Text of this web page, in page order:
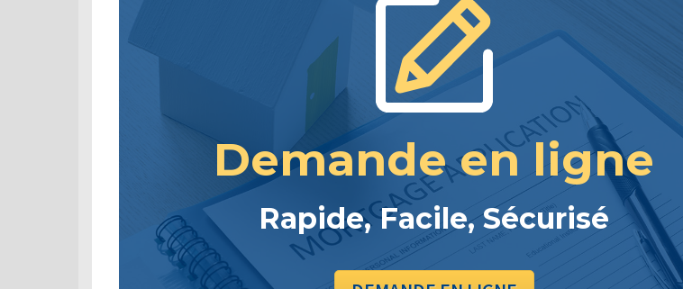
Demande en ligne
Rapide, Facile, Sécurisé